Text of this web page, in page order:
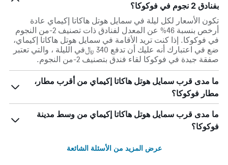
بفنادق 2 نجوم في فوكوكا؟
تكون الأسعار لكل ليلة في سمايل هوتل هاكاتا إكيماي عادة
أرخص بنسبة 46% عن المعدل لفنادق ذات تصنيف 2-من النجوم
في فوكوكا. إذا كنت تريد الأقامة في سمايل هوتل هاكاتا إكيماي،
ضع في اعتبارك أنه عليك أن تدفع 340 ﷼في الليلة ، والتي تعتبر
صفقة جيدة في فوكوكا لقاء فندق بتصنيف 2-من النجوم.
ما مدى قرب سمايل هوتل هاكاتا إكيماي من أقرب مطار،
مطار فوكوكا؟
ما مدى قرب سمايل هوتل هاكاتا إكيماي من وسط مدينة
فوكوكا؟
عرض المزيد من الأسئلة الشائعة